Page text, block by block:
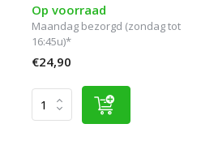
Op voorraad
Maandag bezorgd (zondag tot
16:45u)*
€24,90